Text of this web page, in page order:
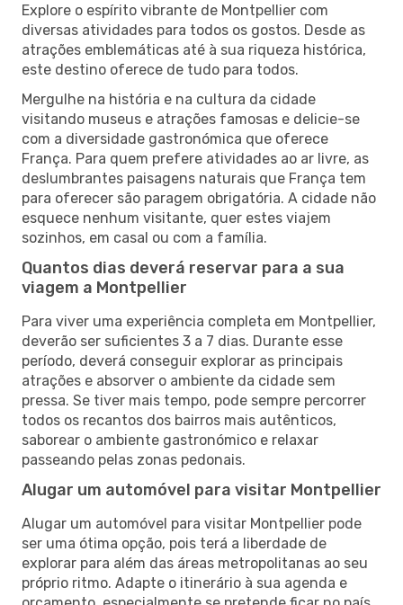
Explore o espírito vibrante de Montpellier com
diversas atividades para todos os gostos. Desde as
atrações emblemáticas até à sua riqueza histórica,
este destino oferece de tudo para todos.
Mergulhe na história e na cultura da cidade
visitando museus e atrações famosas e delicie-se
com a diversidade gastronómica que oferece
França. Para quem prefere atividades ao ar livre, as
deslumbrantes paisagens naturais que França tem
para oferecer são paragem obrigatória. A cidade não
esquece nenhum visitante, quer estes viajem
sozinhos, em casal ou com a família.
Quantos dias deverá reservar para a sua
viagem a Montpellier
Para viver uma experiência completa em Montpellier,
deverão ser suficientes 3 a 7 dias. Durante esse
período, deverá conseguir explorar as principais
atrações e absorver o ambiente da cidade sem
pressa. Se tiver mais tempo, pode sempre percorrer
todos os recantos dos bairros mais autênticos,
saborear o ambiente gastronómico e relaxar
passeando pelas zonas pedonais.
Alugar um automóvel para visitar Montpellier
Alugar um automóvel para visitar Montpellier pode
ser uma ótima opção, pois terá a liberdade de
explorar para além das áreas metropolitanas ao seu
próprio ritmo. Adapte o itinerário à sua agenda e